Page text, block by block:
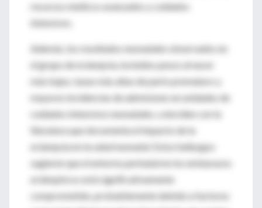
recursos médicos avanzados y cuidados
intensivos.
Además, los resultados neonatales observados en
el grupo de eclampsia, incluidos pesos al nacer
más bajos, tasas más altas de parto prematuro y
mayores incidencias de admisiones en unidades de
cuidados intensivos neonatales, coinciden con la
literatura que documenta el impacto de la
eclampsia en la salud neonatal. Estos hallazgos
sugieren que el entorno perinatal en los embarazos
eclámpticos está significativamente
comprometido, probablemente debido a factores